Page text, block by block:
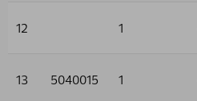
12 1
13 5040015 1